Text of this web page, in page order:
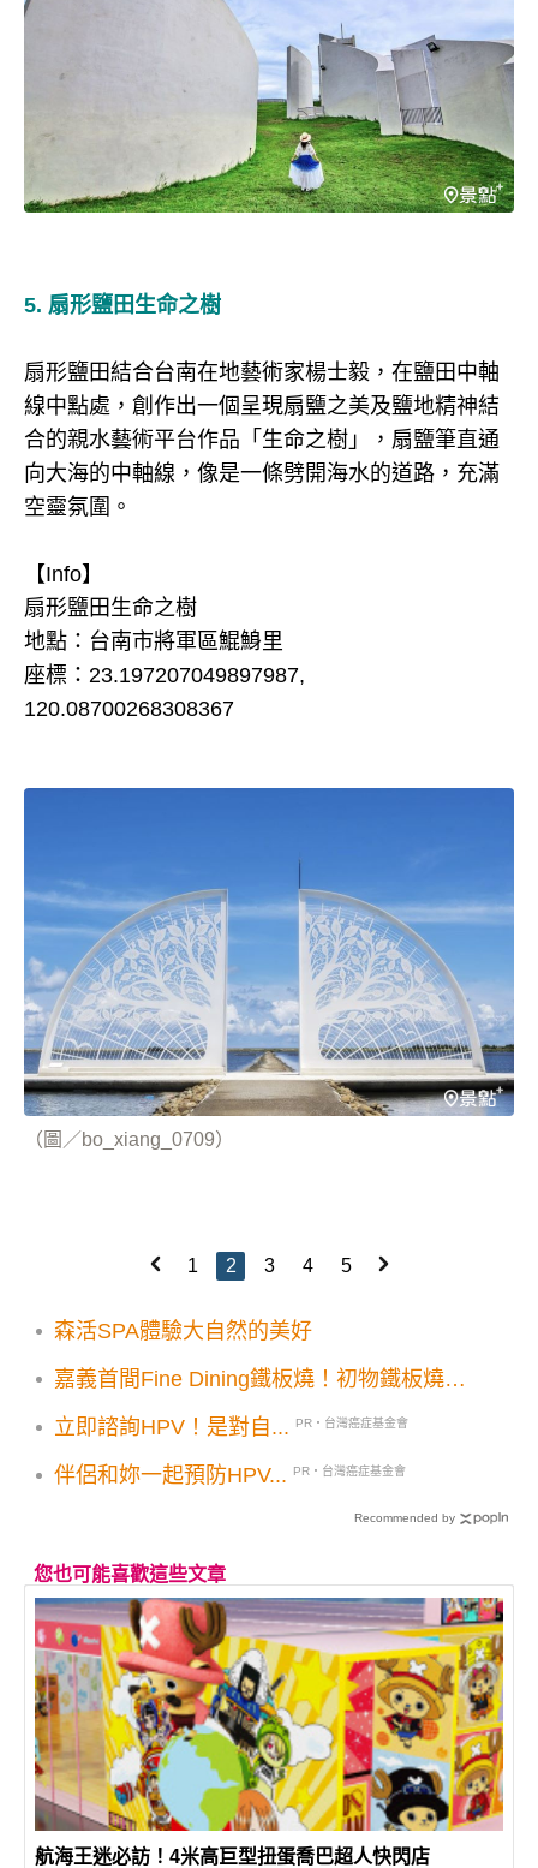
5. 扇形鹽田生命之樹
扇形鹽田結合台南在地藝術家楊士毅，在鹽田中軸
線中點處，創作出一個呈現扇鹽之美及鹽地精神結
合的親水藝術平台作品「生命之樹」，扇鹽筆直通
向大海的中軸線，像是一條劈開海水的道路，充滿
空靈氛圍。
【Info】
扇形鹽田生命之樹
地點：台南市將軍區鯤鯓里
座標：23.197207049897987,
120.08700268308367
（圖／bo_xiang_0709）
1 2 3 4 5
森活SPA體驗大自然的美好
嘉義首間Fine Dining鐵板燒！初物鐵板燒鍋
立即諮詢HPV！是對自...
PR・台灣癌症基金會
伴侶和妳一起預防HPV... PR・台灣癌症基金會
Recommended by
您也可能喜歡這些文章
航海王迷必訪！4米高巨型扭蛋喬巴超人快閃店